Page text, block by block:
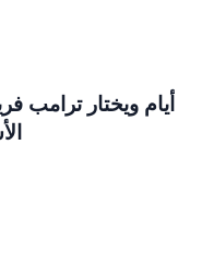
أيام ويختار ترامب